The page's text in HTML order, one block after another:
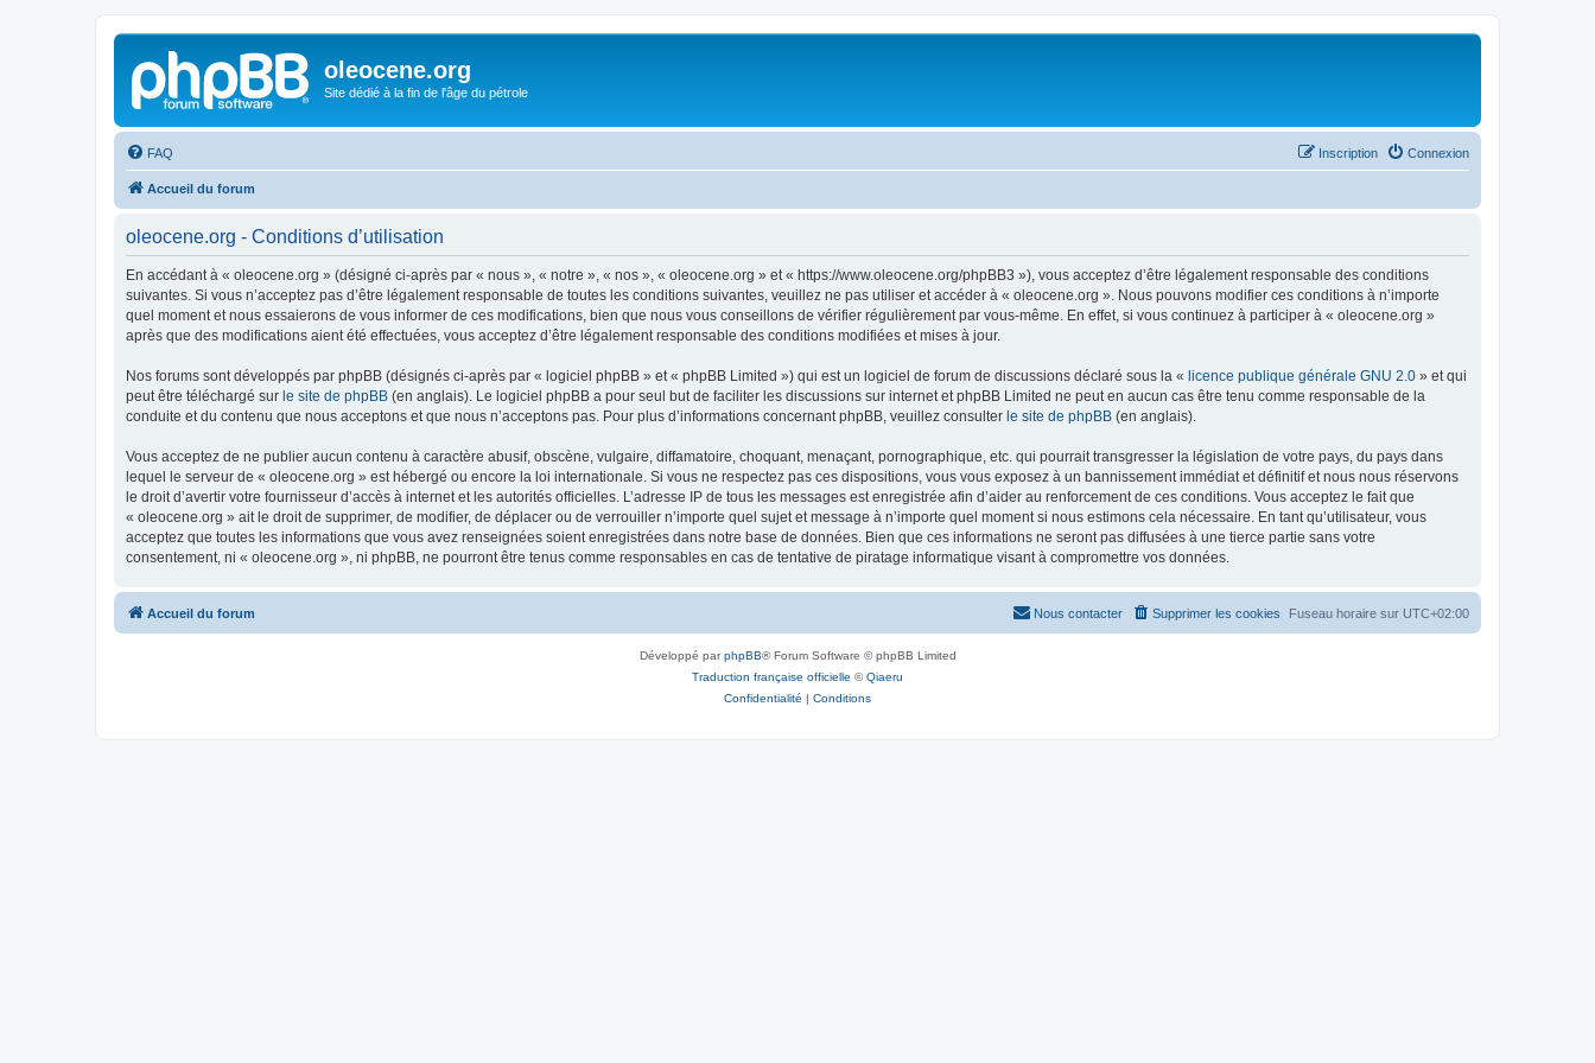
oleocene.org
Site dédié à la fin de l'âge du pétrole
FAQ Connexion
Inscription
Accueil du forum
oleocene.org - Conditions d’utilisation
En accédant à « oleocene.org » (désigné ci-après par « nous », « notre », « nos », « oleocene.org » et « https://www.oleocene.org/phpBB3 »), vous acceptez d’être légalement responsable des conditions
suivantes. Si vous n’acceptez pas d’être légalement responsable de toutes les conditions suivantes, veuillez ne pas utiliser et accéder à « oleocene.org ». Nous pouvons modifier ces conditions à n’importe
quel moment et nous essaierons de vous informer de ces modifications, bien que nous vous conseillons de vérifier régulièrement par vous-même. En effet, si vous continuez à participer à « oleocene.org »
après que des modifications aient été effectuées, vous acceptez d’être légalement responsable des conditions modifiées et mises à jour.
Nos forums sont développés par phpBB (désignés ci-après par « logiciel phpBB » et « phpBB Limited ») qui est un logiciel de forum de discussions déclaré sous la « licence publique générale GNU 2.0 » et qui
peut être téléchargé sur le site de phpBB (en anglais). Le logiciel phpBB a pour seul but de faciliter les discussions sur internet et phpBB Limited ne peut en aucun cas être tenu comme responsable de la
conduite et du contenu que nous acceptons et que nous n’acceptons pas. Pour plus d’informations concernant phpBB, veuillez consulter le site de phpBB (en anglais).
Vous acceptez de ne publier aucun contenu à caractère abusif, obscène, vulgaire, diffamatoire, choquant, menaçant, pornographique, etc. qui pourrait transgresser la législation de votre pays, du pays dans
lequel le serveur de « oleocene.org » est hébergé ou encore la loi internationale. Si vous ne respectez pas ces dispositions, vous vous exposez à un bannissement immédiat et définitif et nous nous réservons
le droit d’avertir votre fournisseur d’accès à internet et les autorités officielles. L’adresse IP de tous les messages est enregistrée afin d’aider au renforcement de ces conditions. Vous acceptez le fait que
« oleocene.org » ait le droit de supprimer, de modifier, de déplacer ou de verrouiller n’importe quel sujet et message à n’importe quel moment si nous estimons cela nécessaire. En tant qu’utilisateur, vous
acceptez que toutes les informations que vous avez renseignées soient enregistrées dans notre base de données. Bien que ces informations ne seront pas diffusées à une tierce partie sans votre
consentement, ni « oleocene.org », ni phpBB, ne pourront être tenus comme responsables en cas de tentative de piratage informatique visant à compromettre vos données.
Accueil du forum Fuseau horaire sur UTC+02:00
Supprimer les cookies
Nous contacter
Développé parphpBB® Forum Software © phpBB Limited
Traduction française officielle ©Qiaeru
Confidentialité | Conditions